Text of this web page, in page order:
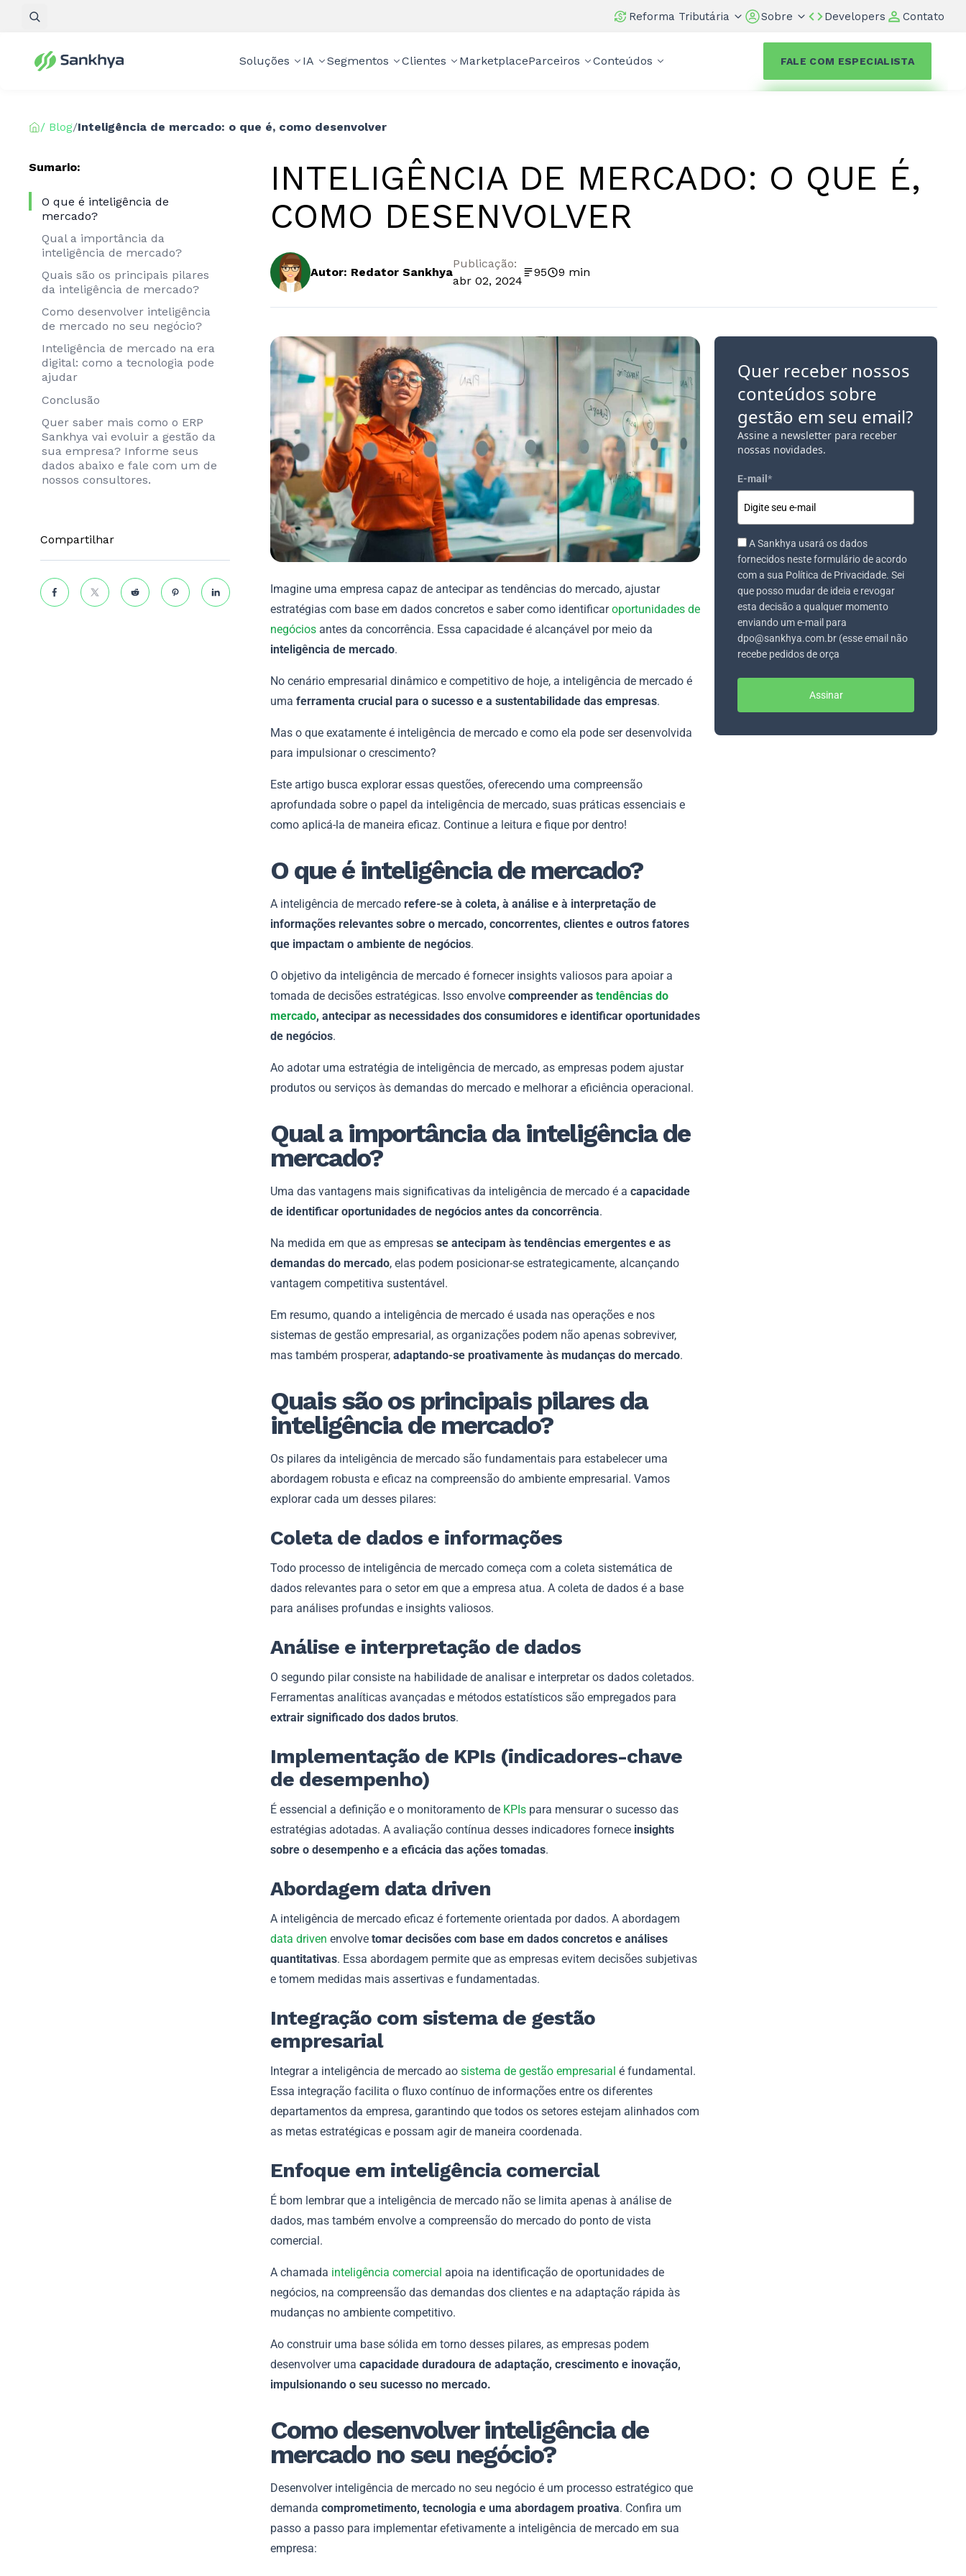
Reforma Tributária Sobre Developers Contato
Soluções IA Segmentos Clientes MarketplaceParceiros Conteúdos FALE COM ESPECIALISTA
/ Blog/Inteligência de mercado: o que é, como desenvolver
Sumario:
O que é inteligência de
mercado?
Qual a importância da
inteligência de mercado?
Quais são os principais pilares
da inteligência de mercado?
Como desenvolver inteligência
de mercado no seu negócio?
Inteligência de mercado na era
digital: como a tecnologia pode
ajudar
Conclusão
Quer saber mais como o ERP
Sankhya vai evoluir a gestão da
sua empresa? Informe seus
dados abaixo e fale com um de
nossos consultores.
Compartilhar
INTELIGÊNCIA DE MERCADO: O QUE É,
COMO DESENVOLVER
Autor: Redator Sankhya
Publicação:
abr 02, 2024
95 9 min
Imagine uma empresa capaz de antecipar as tendências do mercado, ajustar
estratégias com base em dados concretos e saber como identificaroportunidades de
negócios antes da concorrência. Essa capacidade é alcançável por meio da
inteligência de mercado.
No cenário empresarial dinâmico e competitivo de hoje, a inteligência de mercado é
uma ferramenta crucial para o sucesso e a sustentabilidade das empresas.
Mas o que exatamente é inteligência de mercado e como ela pode ser desenvolvida
para impulsionar o crescimento?
Este artigo busca explorar essas questões, oferecendo uma compreensão
aprofundada sobre o papel da inteligência de mercado, suas práticas essenciais e
como aplicá-la de maneira eficaz. Continue a leitura e fique por dentro!
O que é inteligência de mercado?
A inteligência de mercado refere-se à coleta, à análise e à interpretação de
informações relevantes sobre o mercado, concorrentes, clientes e outros fatores
que impactam o ambiente de negócios.
O objetivo da inteligência de mercado é fornecer insights valiosos para apoiar a
tomada de decisões estratégicas. Isso envolve compreender as tendências do
mercado, antecipar as necessidades dos consumidores e identificar oportunidades
de negócios.
Ao adotar uma estratégia de inteligência de mercado, as empresas podem ajustar
produtos ou serviços às demandas do mercado e melhorar a eficiência operacional.
Qual a importância da inteligência de
mercado?
Uma das vantagens mais significativas da inteligência de mercado é a capacidade
de identificar oportunidades de negócios antes da concorrência.
Na medida em que as empresas se antecipam às tendências emergentes e as
demandas do mercado, elas podem posicionar-se estrategicamente, alcançando
vantagem competitiva sustentável.
Em resumo, quando a inteligência de mercado é usada nas operações e nos
sistemas de gestão empresarial, as organizações podem não apenas sobreviver,
mas também prosperar, adaptando-se proativamente às mudanças do mercado.
Quais são os principais pilares da
inteligência de mercado?
Os pilares da inteligência de mercado são fundamentais para estabelecer uma
abordagem robusta e eficaz na compreensão do ambiente empresarial. Vamos
explorar cada um desses pilares:
Coleta de dados e informações
Todo processo de inteligência de mercado começa com a coleta sistemática de
dados relevantes para o setor em que a empresa atua. A coleta de dados é a base
para análises profundas e insights valiosos.
Análise e interpretação de dados
O segundo pilar consiste na habilidade de analisar e interpretar os dados coletados.
Ferramentas analíticas avançadas e métodos estatísticos são empregados para
extrair significado dos dados brutos.
Implementação de KPIs (indicadores-chave
de desempenho)
É essencial a definição e o monitoramento de KPIs para mensurar o sucesso das
estratégias adotadas. A avaliação contínua desses indicadores fornece insights
sobre o desempenho e a eficácia das ações tomadas.
Abordagem data driven
A inteligência de mercado eficaz é fortemente orientada por dados. A abordagem
data driven envolve tomar decisões com base em dados concretos e análises
quantitativas. Essa abordagem permite que as empresas evitem decisões subjetivas
e tomem medidas mais assertivas e fundamentadas.
Integração com sistema de gestão
empresarial
Integrar a inteligência de mercado ao sistema de gestão empresarial é fundamental.
Essa integração facilita o fluxo contínuo de informações entre os diferentes
departamentos da empresa, garantindo que todos os setores estejam alinhados com
as metas estratégicas e possam agir de maneira coordenada.
Enfoque em inteligência comercial
É bom lembrar que a inteligência de mercado não se limita apenas à análise de
dados, mas também envolve a compreensão do mercado do ponto de vista
comercial.
A chamada inteligência comercial apoia na identificação de oportunidades de
negócios, na compreensão das demandas dos clientes e na adaptação rápida às
mudanças no ambiente competitivo.
Ao construir uma base sólida em torno desses pilares, as empresas podem
desenvolver uma capacidade duradoura de adaptação, crescimento e inovação,
impulsionando o seu sucesso no mercado.
Como desenvolver inteligência de
mercado no seu negócio?
Desenvolver inteligência de mercado no seu negócio é um processo estratégico que
demanda comprometimento, tecnologia e uma abordagem proativa. Confira um
passo a passo para implementar efetivamente a inteligência de mercado em sua
empresa:
Quer receber nossos
conteúdos sobre
gestão em seu email?
Assine a newsletter para receber
nossas novidades.
E-mail *
A Sankhya usará os dados
fornecidos neste formulário de acordo
com a sua Política de Privacidade. Sei
que posso mudar de ideia e revogar
esta decisão a qualquer momento
enviando um e-mail para
dpo@sankhya.com.br (esse email não
recebe pedidos de orça
Assinar